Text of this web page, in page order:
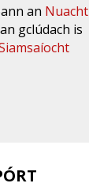
an Nuacht
gclúdach is